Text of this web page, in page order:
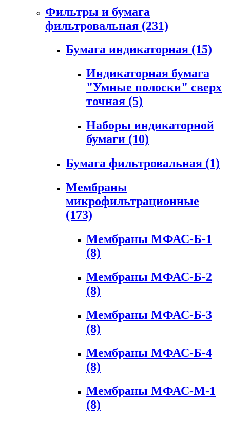
Фильтры и бумага
фильтровальная (231)
Бумага индикаторная (15)
Индикаторная бумага
"Умные полоски" сверх
точная (5)
Наборы индикаторной
бумаги (10)
Бумага фильтровальная (1)
Мембраны
микрофильтрационные
(173)
Мембраны МФАС-Б-1
(8)
Мембраны МФАС-Б-2
(8)
Мембраны МФАС-Б-3
(8)
Мембраны МФАС-Б-4
(8)
Мембраны МФАС-М-1
(8)